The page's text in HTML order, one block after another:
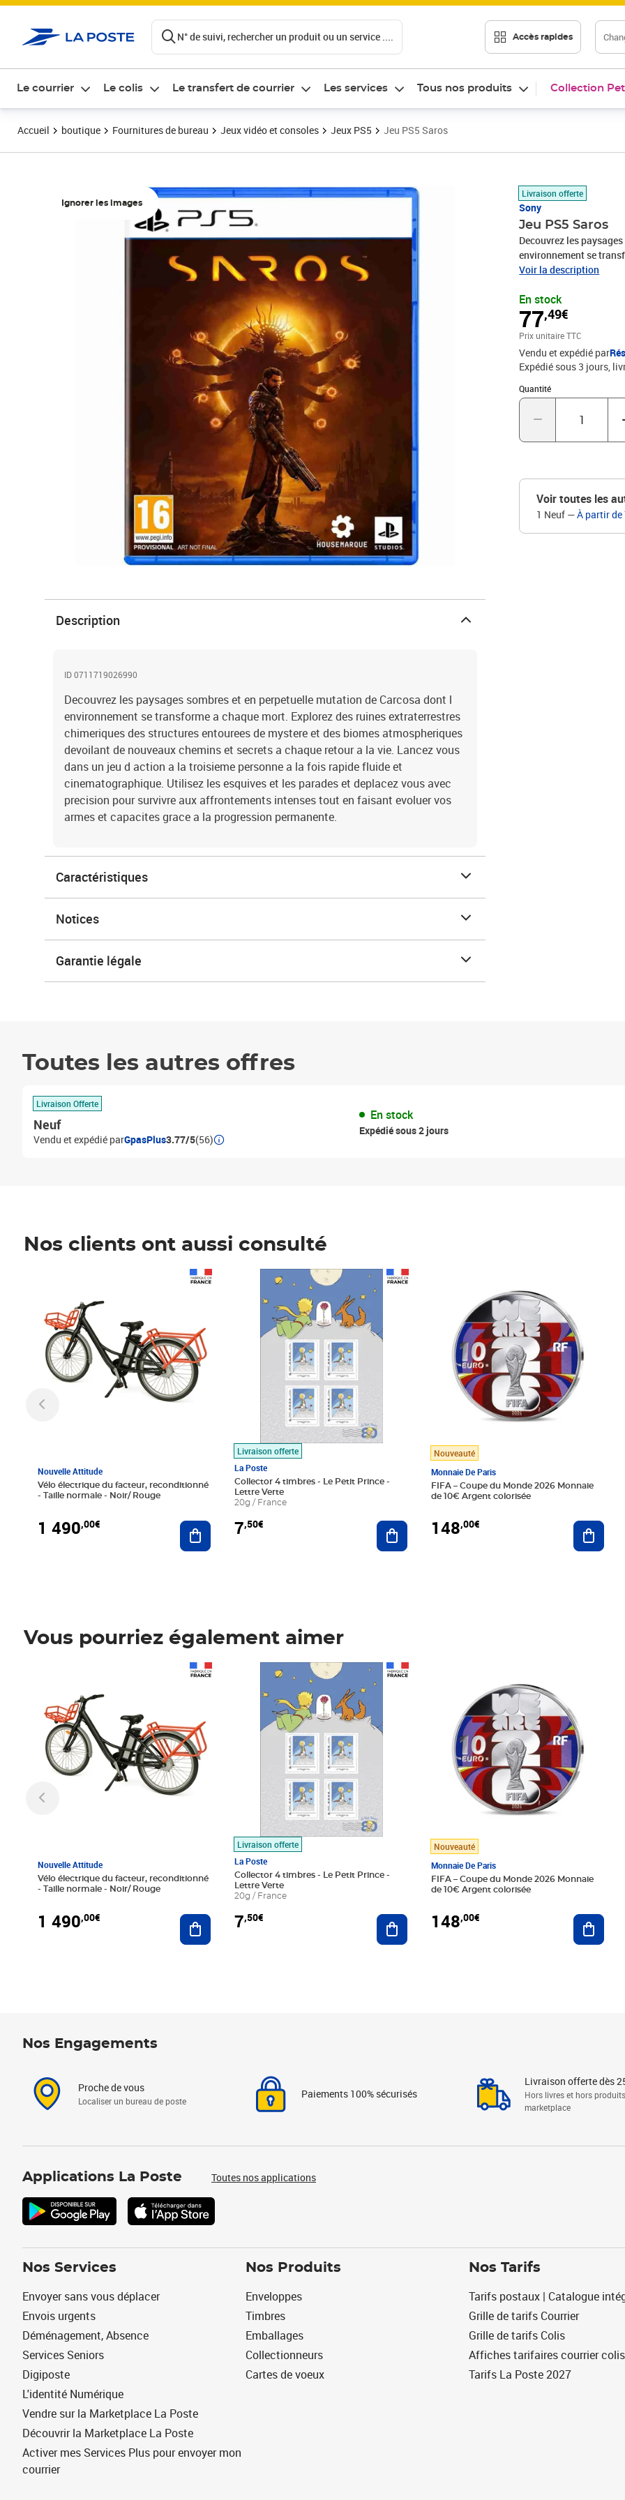
N° de suivi, rechercher un produit ou un service .... Accès rapides
Le courrier Le colis Le transfert de courrier Les services Tous nos produits Collection
Accueil boutique Fournitures de bureau Jeux vidéo et consoles Jeux PS5 Jeu PS5 Saros
Ignorer les images
Livraison offerte
Sony
Jeu PS5 Saros
Decouvrez les
environnement se
chimeriques des
un jeu d action a la
Utilisez les esquives et
affrontements intenses
progression permanente.
Voir la description
En stock
77,49€
Prix 77,49€
Prix unitaire TTC
Vendu et expédié par
Expédié sous 3 jours
Quantité
Quantité : 1
Voir toutes les
1 Neuf —À partir de
Description
ID 0711719026990
Decouvrez les paysages sombres et en perpetuelle mutation de Carcosa dont l
environnement se transforme a chaque mort. Explorez des ruines extraterrestres
chimeriques des structures entourees de mystere et des biomes atmospheriques
devoilant de nouveaux chemins et secrets a chaque retour a la vie. Lancez vous
dans un jeu d action a la troisieme personne a la fois rapide fluide et
cinematographique. Utilisez les esquives et les parades et deplacez vous avec
precision pour survivre aux affrontements intenses tout en faisant evoluer vos
armes et capacites grace a la progression permanente.
Caractéristiques
Notices
Garantie légale
Toutes les autres offres
Livraison Offerte
Neuf
Vendu et expédié parGpasPlus3.77/5(56)
En stock
Expédié sous 2 jours
Nos clients ont aussi consulté
Nouvelle Attitude
Vélo électrique du facteur, reconditionné
- Taille normale - Noir/ Rouge
1 490,00€ Ajouter au panier
Livraison offerte
La Poste
Collector 4 timbres - Le Petit Prince -
Lettre Verte
20g / France
7,50€
Prix 7,50€
Ajouter au panier
Nouveauté
Monnaie De Paris
FIFA – Coupe du Monde 2026 Monnaie
de 10€ Argent colorisée
148,00€
Vous pourriez également aimer
Nouvelle Attitude
Vélo électrique du facteur, reconditionné
- Taille normale - Noir/ Rouge
1 490,00€ Ajouter au panier
Livraison offerte
La Poste
Collector 4 timbres - Le Petit Prince -
Lettre Verte
20g / France
7,50€
Prix 7,50€
Ajouter au panier
Nouveauté
Monnaie De Paris
FIFA – Coupe du Monde 2026 Monnaie
de 10€ Argent colorisée
148,00€
Nos Engagements
Proche de vous
Localiser un bureau de poste
Paiements 100% sécurisés
Livraison offerte dès
Hors livres et hors produits
marketplace
Applications La Poste Toutes nos applications
Nos Services
Envoyer sans vous déplacer
Envois urgents
Déménagement, Absence
Services Seniors
Digiposte
L'identité Numérique
Vendre sur la Marketplace La Poste
Découvrir la Marketplace La Poste
Activer mes Services Plus pour envoyer mon
courrier
Nos Produits
Enveloppes
Timbres
Emballages
Collectionneurs
Cartes de voeux
Nos Tarifs
Tarifs postaux | Catalogue
Grille de tarifs Courrier
Grille de tarifs Colis
Affiches tarifaires courrier colis
Tarifs La Poste 2027